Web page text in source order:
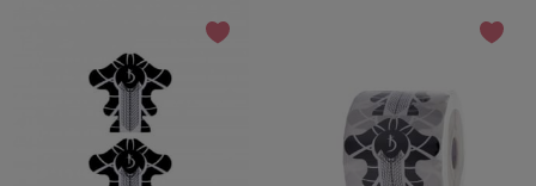
за зростанням ціни
за спаданням ціни